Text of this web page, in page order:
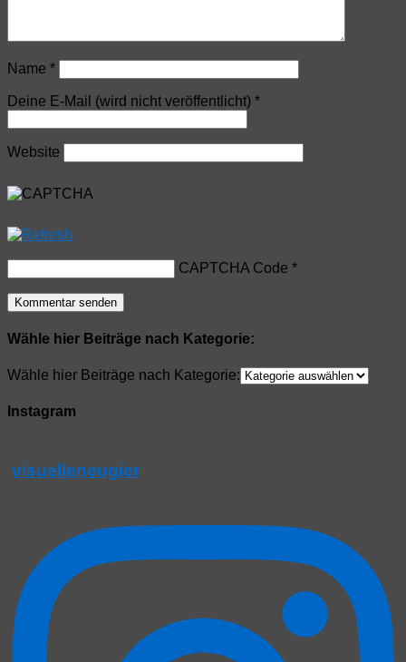
Name *
Deine E-Mail (wird nicht veröffentlicht) *
Website
CAPTCHA Code *
Wähle hier Beiträge nach Kategorie:
Wähle hier Beiträge nach Kategorie:
Instagram
visuelleneugier